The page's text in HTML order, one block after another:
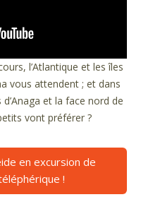
l’Atlantique et les îles
vous attendent ; et dans
et la face nord de
vont préférer ?
en excursion de
!